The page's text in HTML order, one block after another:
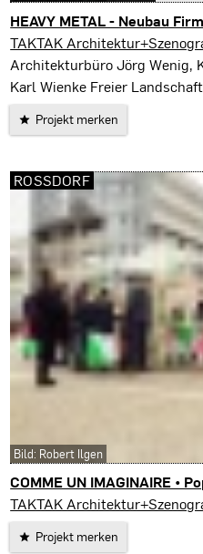
HEAVY METAL - Neubau
Schwallungen
TAKTAK
Architekturbüro Jörg Wenig,
Karl Wienke Freier
Projekt merken
COMME UN IMAGINAIRE •
Roßdorf
TAKTAK
Projekt merken
ROSSDORF
Bild: Robert Ilgen